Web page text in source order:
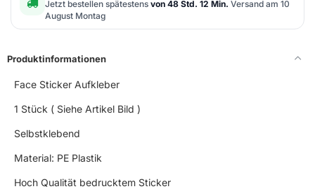
Jetzt bestellen spätestens von 48 Std. 12 Min. Versand am 10
August Montag
Produktinformationen
Face Sticker Aufkleber
1 Stück ( Siehe Artikel Bild )
Selbstklebend
Material: PE Plastik
Hoch Qualität bedrucktem Sticker